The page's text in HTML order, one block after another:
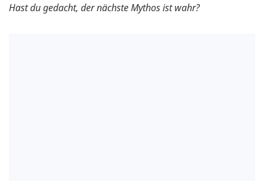
Hast du gedacht, der nächste Mythos ist wahr?